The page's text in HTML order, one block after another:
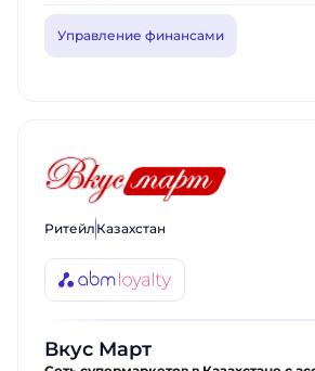
Управление финансами
Ритейл Казахстан
Вкус Март